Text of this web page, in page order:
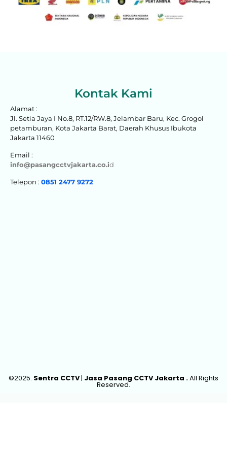
Kontak Kami
Alamat :
Jl. Setia Jaya I No.8, RT.12/RW.8, Jelambar Baru, Kec. Grogol
petamburan, Kota Jakarta Barat, Daerah Khusus Ibukota
Jakarta 11460
Email :
info@pasangcctvjakarta.co.id
Telepon : 0851 2477 9272
©2025. Sentra CCTV| Jasa Pasang CCTV Jakarta .All Rights
Reserved.